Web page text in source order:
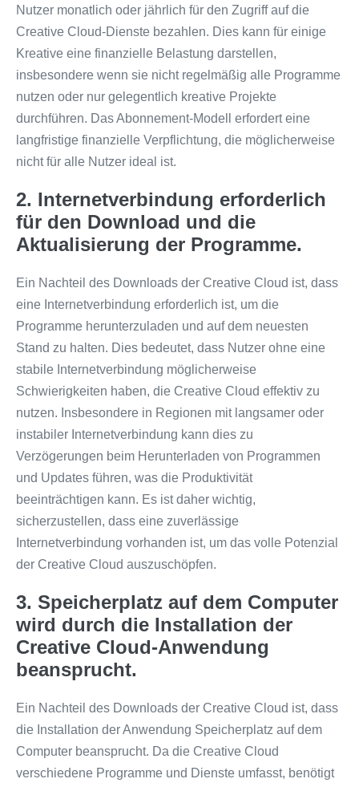
Nutzer monatlich oder jährlich für den Zugriff auf die
Creative Cloud-Dienste bezahlen. Dies kann für einige
Kreative eine finanzielle Belastung darstellen,
insbesondere wenn sie nicht regelmäßig alle Programme
nutzen oder nur gelegentlich kreative Projekte
durchführen. Das Abonnement-Modell erfordert eine
langfristige finanzielle Verpflichtung, die möglicherweise
nicht für alle Nutzer ideal ist.
2. Internetverbindung erforderlich
für den Download und die
Aktualisierung der Programme.
Ein Nachteil des Downloads der Creative Cloud ist, dass
eine Internetverbindung erforderlich ist, um die
Programme herunterzuladen und auf dem neuesten
Stand zu halten. Dies bedeutet, dass Nutzer ohne eine
stabile Internetverbindung möglicherweise
Schwierigkeiten haben, die Creative Cloud effektiv zu
nutzen. Insbesondere in Regionen mit langsamer oder
instabiler Internetverbindung kann dies zu
Verzögerungen beim Herunterladen von Programmen
und Updates führen, was die Produktivität
beeinträchtigen kann. Es ist daher wichtig,
sicherzustellen, dass eine zuverlässige
Internetverbindung vorhanden ist, um das volle Potenzial
der Creative Cloud auszuschöpfen.
3. Speicherplatz auf dem Computer
wird durch die Installation der
Creative Cloud-Anwendung
beansprucht.
Ein Nachteil des Downloads der Creative Cloud ist, dass
die Installation der Anwendung Speicherplatz auf dem
Computer beansprucht. Da die Creative Cloud
verschiedene Programme und Dienste umfasst, benötigt